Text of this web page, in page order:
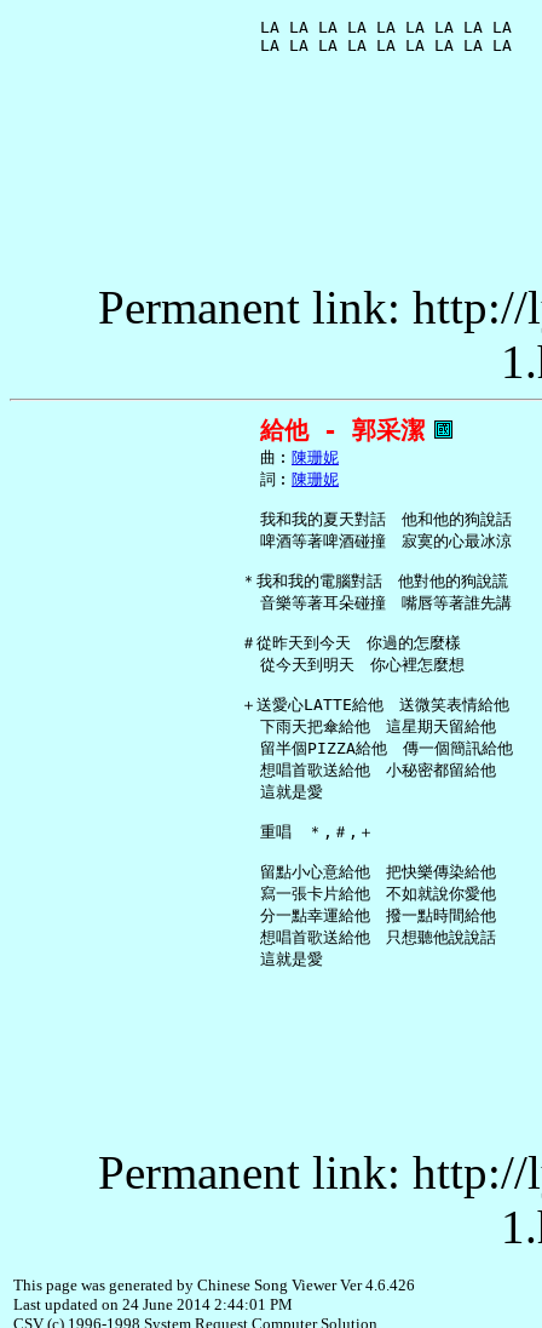
     LA LA LA LA LA LA LA LA LA
Permanent link:
給他 - 郭采潔
     曲︰
陳珊妮
     詞︰
陳珊妮
     我和我的夏天對話　他和他的狗說話
     啤酒等著啤酒碰撞　寂寞的心最冰涼
   ＊我和我的電腦對話　他對他的狗說謊
     音樂等著耳朵碰撞　嘴唇等著誰先講
   ＃從昨天到今天　你過的怎麼樣
     從今天到明天　你心裡怎麼想
   ＋送愛心LATTE給他　送微笑表情給他
     下雨天把傘給他　這星期天留給他
     留半個PIZZA給他　傳一個簡訊給他
     想唱首歌送給他　小秘密都留給他
     這就是愛
     重唱　＊,＃,＋
     留點小心意給他　把快樂傳染給他
     寫一張卡片給他　不如就說你愛他
     分一點幸運給他　撥一點時間給他
     想唱首歌送給他　只想聽他說說話
Permanent link:
This page was generated by Chinese Song Viewer Ver 4.6.426
Last updated on 24 June 2014 2:44:01 PM
CSV (c) 1996-1998 System Request Computer Solution